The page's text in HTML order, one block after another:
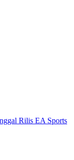
Rilis EA Sports